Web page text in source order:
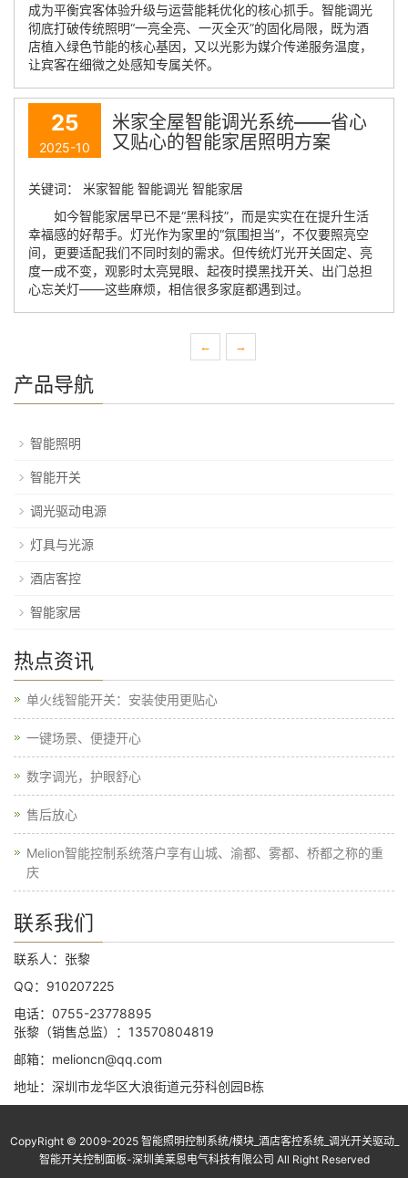
成为平衡宾客体验升级与运营能耗优化的核心抓手。智能调光
彻底打破传统照明“一亮全亮、一灭全灭”的固化局限，既为酒
店植入绿色节能的核心基因，又以光影为媒介传递服务温度，
让宾客在细微之处感知专属关怀。
25
2025-10
米家全屋智能调光系统——省心
又贴心的智能家居照明方案
关键词： 米家智能 智能调光 智能家居
如今智能家居早已不是“黑科技”，而是实实在在提升生活
幸福感的好帮手。灯光作为家里的“氛围担当”，不仅要照亮空
间，更要适配我们不同时刻的需求。但传统灯光开关固定、亮
度一成不变，观影时太亮晃眼、起夜时摸黑找开关、出门总担
心忘关灯——这些麻烦，相信很多家庭都遇到过。
← →
产品导航
智能照明
智能开关
调光驱动电源
灯具与光源
酒店客控
智能家居
热点资讯
单火线智能开关：安装使用更贴心
一键场景、便捷开心​
数字调光，护眼舒心
售后放心
Melion智能控制系统落户享有山城、渝都、雾都、桥都之称的重
庆
联系我们
联系人：张黎
QQ：910207225
电话：0755-23778895
张黎（销售总监）：13570804819
邮箱：melioncn@qq.com
地址：深圳市龙华区大浪街道元芬科创园B栋
CopyRight © 2009-2025 智能照明控制系统/模块_酒店客控系统_调光开关驱动_
智能开关控制面板-深圳美莱恩电气科技有限公司 All Right Reserved